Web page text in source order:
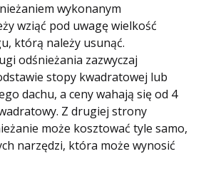
wykonanym
wziąć pod uwagę wielkość
którą należy usunąć.
odśnieżania zazwyczaj
stopy kwadratowej lub
dachu, a ceny wahają się od 4
Z drugiej strony
może kosztować tyle samo,
narzędzi, która może wynosić